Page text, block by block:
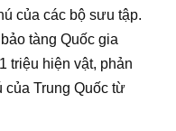
của các bộ sưu tập.
tàng Quốc gia
triệu hiện vật, phản
của Trung Quốc từ